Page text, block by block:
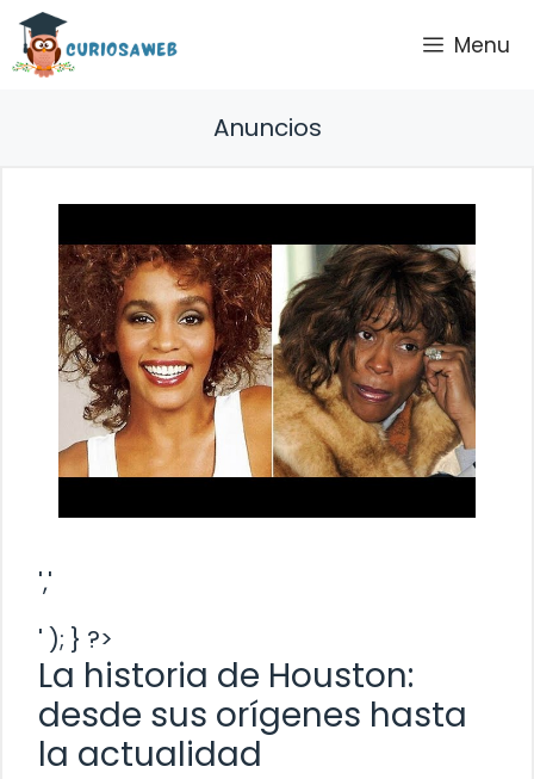
Saltar
contenido
Menu
Anuncios
','
' ); } ?>
La historia de Houston:
desde sus orígenes hasta
la actualidad